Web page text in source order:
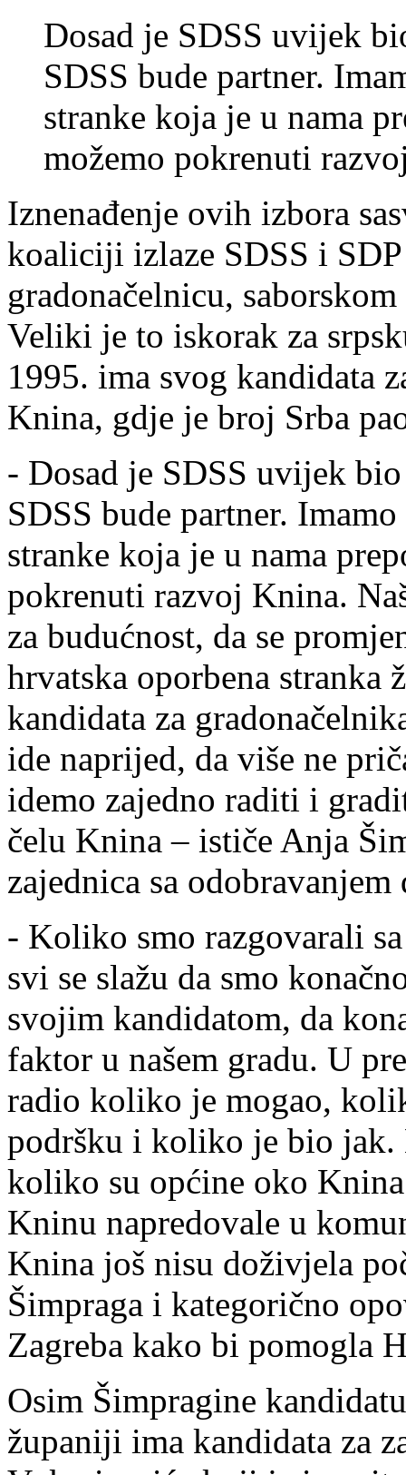
Dosad je SDSS uvijek
SDSS bude partner.
stranke koja je u nama
možemo pokrenuti
Iznenađenje ovih izbora
koaliciji izlaze SDSS i
gradonačelnicu,
Veliki je to iskorak za
1995. ima svog kandidata
Knina, gdje je broj Srba
- Dosad je SDSS uvijek
SDSS bude partner.
stranke koja je u nama
pokrenuti razvoj Knina.
za budućnost, da se
hrvatska oporbena stranka
kandidata za
ide naprijed, da više ne
idemo zajedno raditi i
čelu Knina – ističe Anja
zajednica sa
- Koliko smo razgovarali
svi se slažu da smo
svojim kandidatom, da
faktor u našem gradu. U
radio koliko je mogao,
podršku i koliko je bio jak.
koliko su općine oko
Kninu napredovale u
Knina još nisu doživjela
Šimpraga i kategorično
Zagreba kako bi pomogla
Osim Šimpragine
županiji ima kandidata za